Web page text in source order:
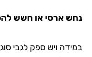
נחש ארסי או חשש
במידה ויש ספק לגבי